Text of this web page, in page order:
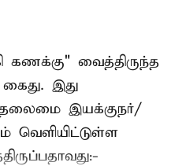
கணக்கு" வைத்திருந்த
இது
இயக்குநர்/